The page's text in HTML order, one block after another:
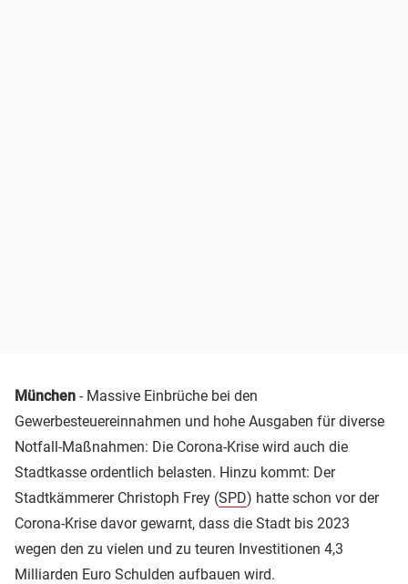
München - Massive Einbrüche bei den
Gewerbesteuereinnahmen und hohe Ausgaben für diverse
Notfall-Maßnahmen: Die Corona-Krise wird auch die
Stadtkasse ordentlich belasten. Hinzu kommt: Der
Stadtkämmerer Christoph Frey (SPD) hatte schon vor der
Corona-Krise davor gewarnt, dass die Stadt bis 2023
wegen den zu vielen und zu teuren Investitionen 4,3
Milliarden Euro Schulden aufbauen wird.